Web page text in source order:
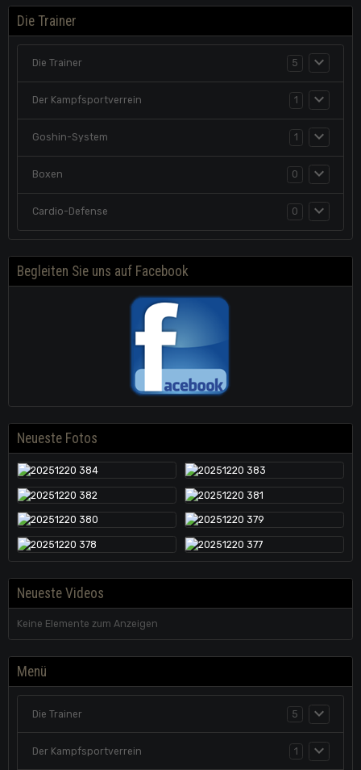
Die Trainer
Die Trainer 5
Der Kampfsportverrein 1
Goshin-System 1
Boxen 0
Cardio-Defense 0
Begleiten Sie uns auf Facebook
Neueste Fotos
Neueste Videos
Keine Elemente zum Anzeigen
Menü
Die Trainer 5
Der Kampfsportverrein 1